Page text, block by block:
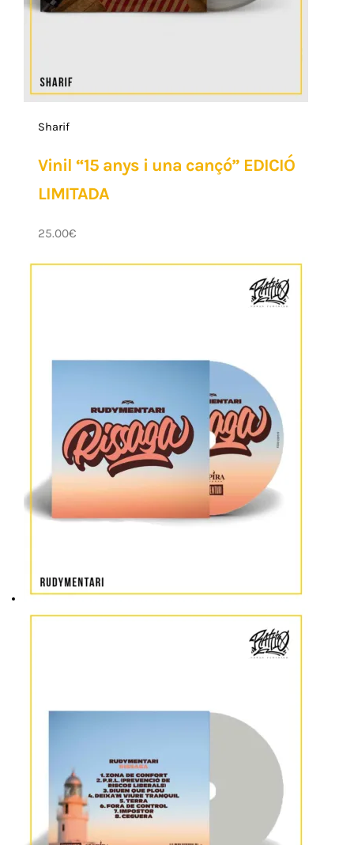
Sharif
Vinil “15 anys i una cançó” EDICIÓ
LIMITADA
25.00€